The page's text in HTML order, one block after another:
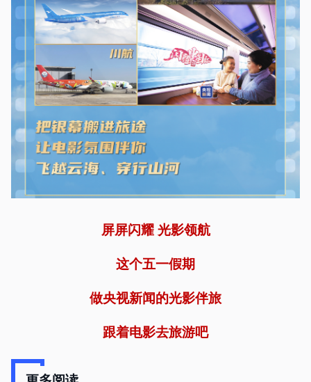
屏屏闪耀 光影领航
这个五一假期
做央视新闻的光影伴旅
跟着电影去旅游吧